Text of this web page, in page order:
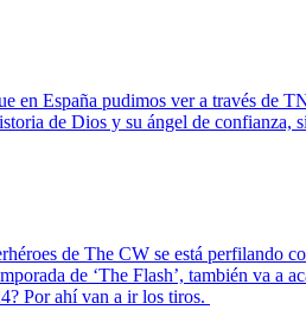
en España pudimos ver a través de
de Dios y su ángel de
de The CW se está perfilando
de ‘The Flash’, también va a
Por ahí van a ir los tiros.